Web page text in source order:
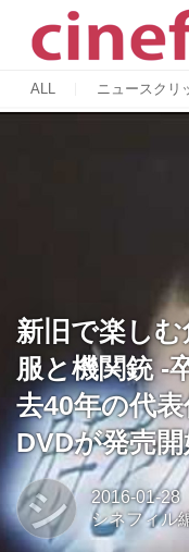
ALL ニュースクリ
新旧で楽し
服と機関銃 -
去40年の代
DVDが発売
シ
2016-01-28
シネフィル